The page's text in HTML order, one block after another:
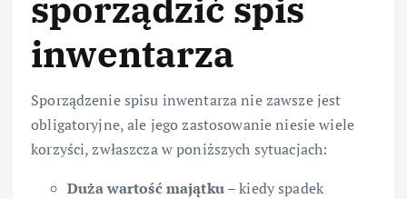
inwentarza
Sporządzenie spisu inwentarza nie zawsze jest
obligatoryjne, ale jego zastosowanie niesie wiele
korzyści, zwłaszcza w poniższych sytuacjach:
Duża wartość majątku– kiedy spadek